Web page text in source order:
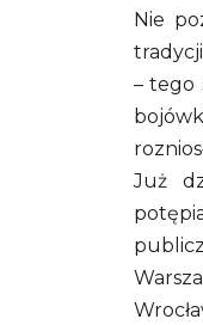
Nie
– tego
Już